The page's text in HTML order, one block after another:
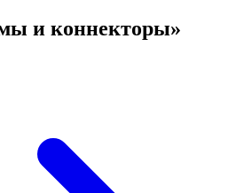
и коннекторы»